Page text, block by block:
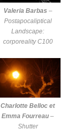
Valeria Barbas –
Postapocaliptical
Landscape:
corporeality C100
Charlotte Belloc et
Emma Fourreau –
Shutter